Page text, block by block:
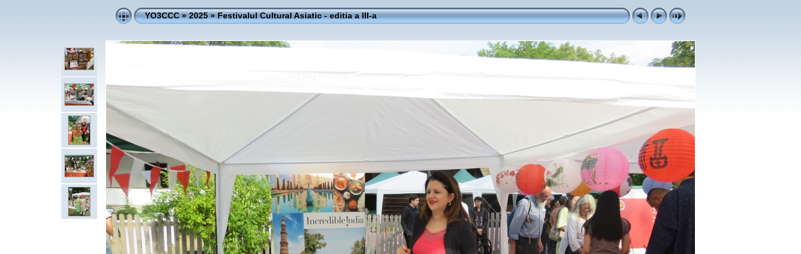
YO3CCC»2025»Festivalul Cultural Asiatic - editia a III-a